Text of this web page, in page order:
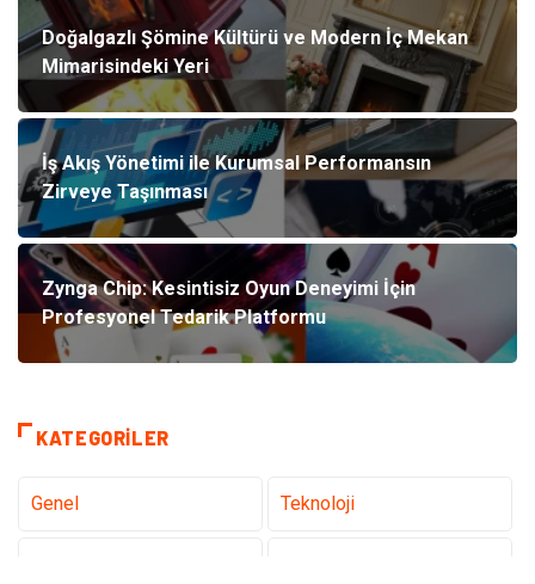
Doğalgazlı Şömine Kültürü ve Modern İç Mekan
Mimarisindeki Yeri
İş Akış Yönetimi ile Kurumsal Performansın
Zirveye Taşınması
Zynga Chip: Kesintisiz Oyun Deneyimi İçin
Profesyonel Tedarik Platformu
KATEGORILER
Genel Teknoloji